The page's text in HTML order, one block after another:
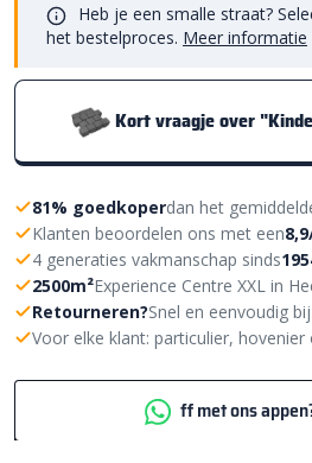
Heb je een smalle straat?
het bestelproces. Meer informatie
Kort vraagje over
81% goedkoperdan het
Klanten beoordelen ons met een
4 generaties vakmanschap sinds
2500m²Experience Centre XXL in
Retourneren?Snel en eenvoudig
Voor elke klant: particulier,
ff met ons